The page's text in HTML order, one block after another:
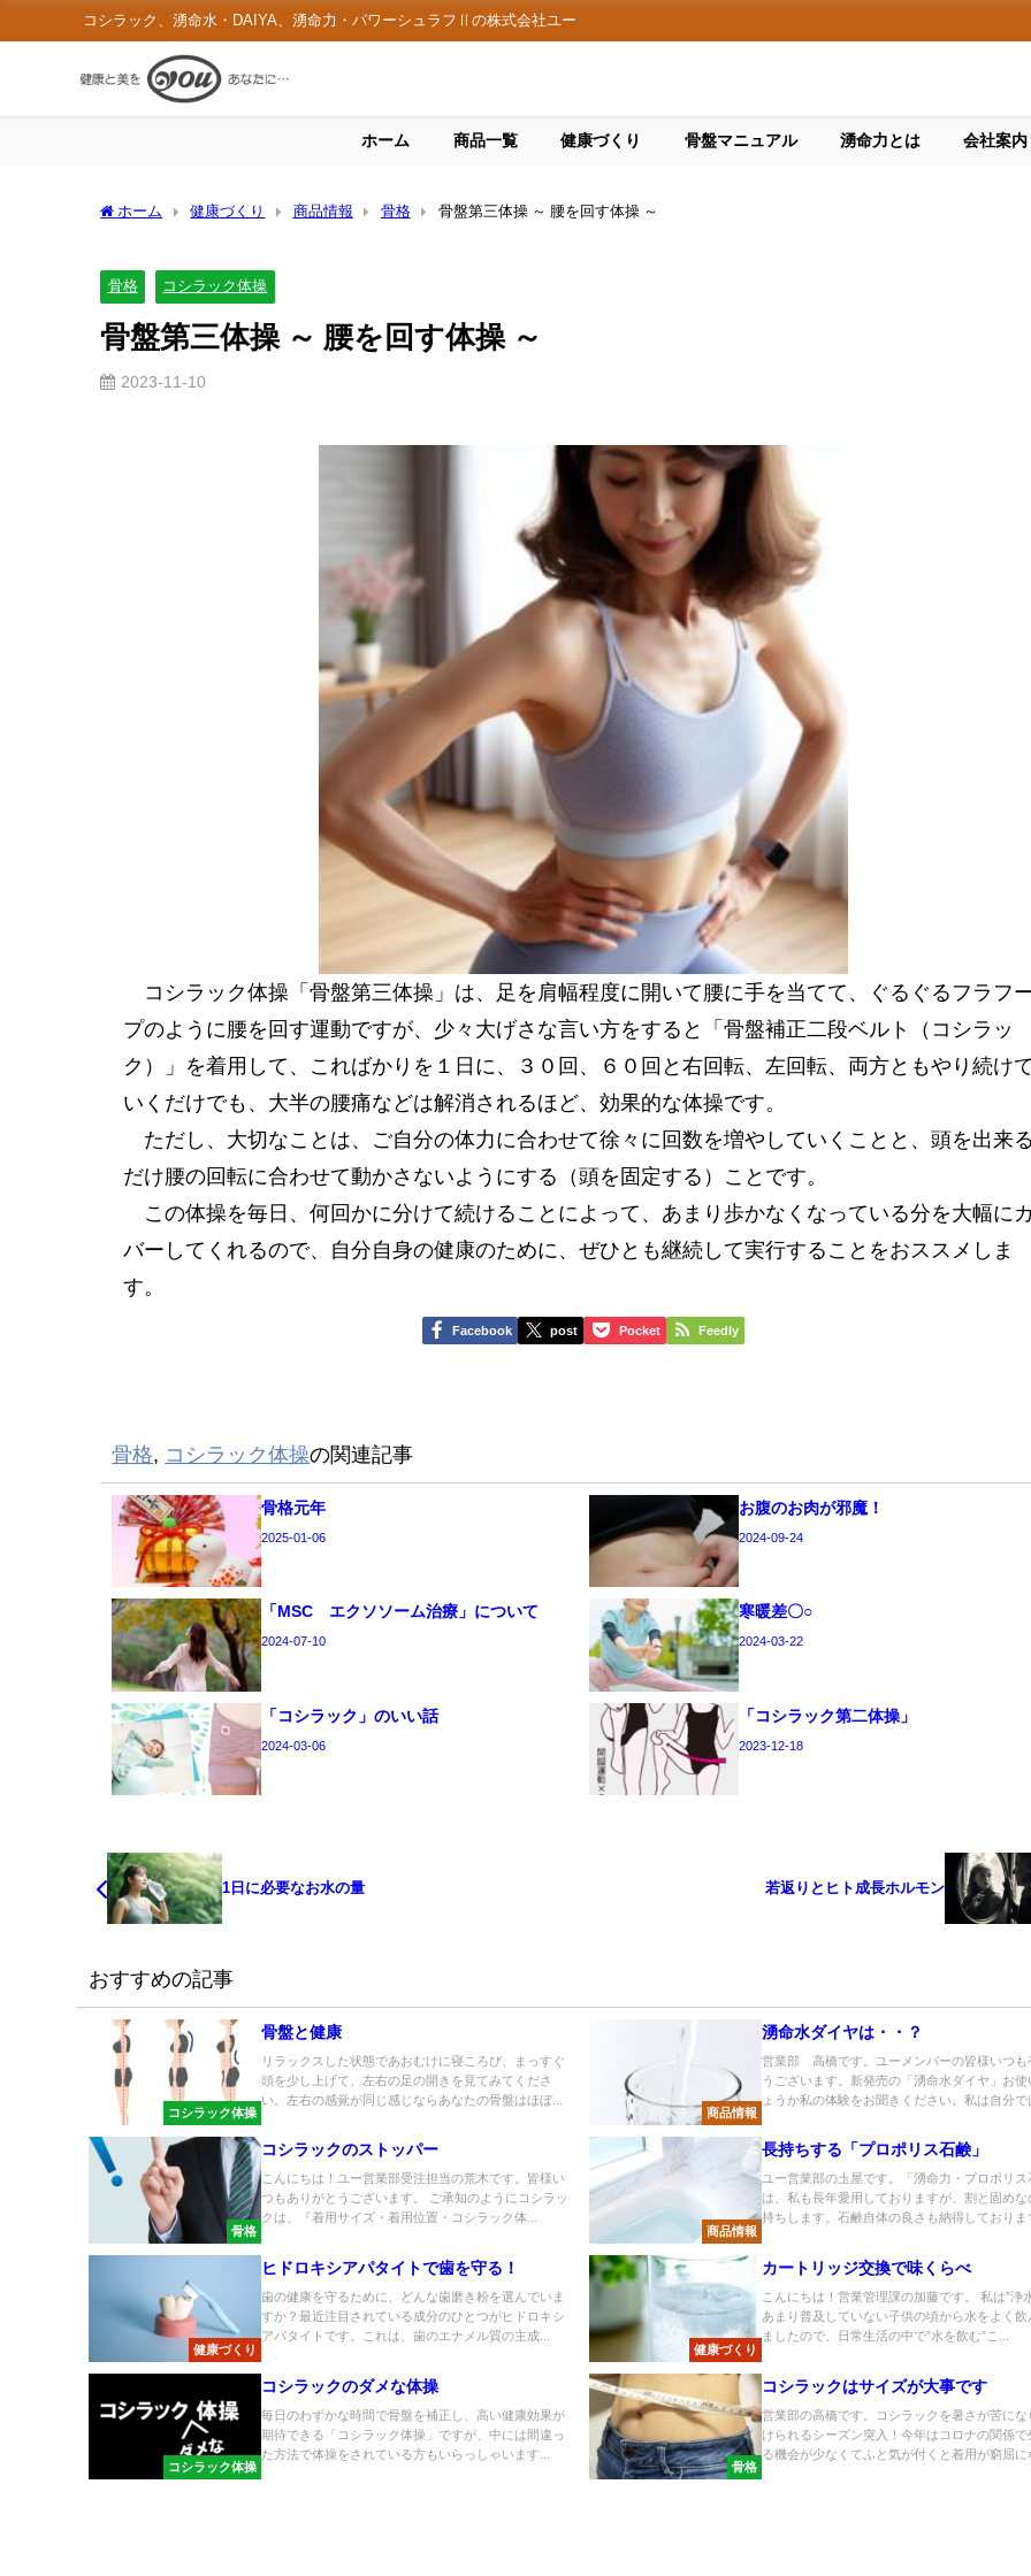
コシラック、湧命水・DAIYA、湧命力・パワーシュラフⅡの株式会社ユー
ホーム 商品一覧 健康づくり 骨盤マニュアル 湧命力とは 会社案内
ホーム 健康づくり 商品情報 骨格 骨盤第三体操 ～ 腰を回す体操 ～
骨格 コシラック体操
骨盤第三体操 ～ 腰を回す体操 ～
2023-11-10
コシラック体操「骨盤第三体操」は、足を肩幅程度に開いて腰に手を当てて、ぐるぐるフラフ
プのように腰を回す運動ですが、少々大げさな言い方をすると「骨盤補正二段ベルト（コシラッ
ク）」を着用して、こればかりを１日に、３０回、６０回と右回転、左回転、両方ともやり続け
いくだけでも、大半の腰痛などは解消されるほど、効果的な体操です。
ただし、大切なことは、ご自分の体力に合わせて徐々に回数を増やしていくことと、頭を出来
だけ腰の回転に合わせて動かさないようにする（頭を固定する）ことです。
この体操を毎日、何回かに分けて続けることによって、あまり歩かなくなっている分を大幅に
バーしてくれるので、自分自身の健康のために、ぜひとも継続して実行することをおススメしま
す。
Facebook post Pocket Feedly
骨格, コシラック体操の関連記事
骨格元年
2025-01-06
お腹のお肉が邪魔！
2024-09-24
「MSC エクソソーム治療」について
2024-07-10
寒暖差〇○
2024-03-22
「コシラック」のいい話
2024-03-06
「コシラック第二体操」
2023-12-18
1日に必要なお水の量 若返りとヒト成長ホルモン
おすすめの記事
コシラック体操
骨盤と健康
リラックスした状態であおむけに寝ころび、まっすぐ
頭を少し上げて、左右の足の開きを見てみてくださ
い。左右の感覚が同じ感じならあなたの骨盤はほぼ...
商品情報
湧命水ダイヤは・・？
営業部 高橋です。ユーメンバーの皆様いつも
うございます。新発売の「湧命水ダイヤ」お使
ょうか私の体験をお聞きください。私は自分で
骨格
コシラックのストッパー
こんにちは！ユー営業部受注担当の荒木です。皆様い
つもありがとうございます。 ご承知のようにコシラッ
クは、『着用サイズ・着用位置・コシラック体...
商品情報
長持ちする「プロポリス石鹸」
ユー営業部の圡屋です。「湧命力・プロポリス
は、私も長年愛用しておりますが、割と固めな
持ちします。石鹸自体の良さも納得しておりま
健康づくり
ヒドロキシアパタイトで歯を守る！
歯の健康を守るために、どんな歯磨き粉を選んでいま
すか？最近注目されている成分のひとつがヒドロキシ
アパタイトです。これは、歯のエナメル質の主成...
健康づくり
カートリッジ交換で味くらべ
こんにちは！営業管理課の加藤です。 私は”浄
あまり普及していない子供の頃から水をよく飲
ましたので、日常生活の中で”水を飲む”こ...
コシラック体操
コシラックのダメな体操
毎日のわずかな時間で骨盤を補正し、高い健康効果が
期待できる「コシラック体操」ですが、中には間違っ
た方法で体操をされている方もいらっしゃいます...
骨格
コシラックはサイズが大事です
営業部の高橋です。コシラックを暑さが苦にな
けられるシーズン突入！今年はコロナの関係で
る機会が少なくてふと気が付くと着用が窮屈に